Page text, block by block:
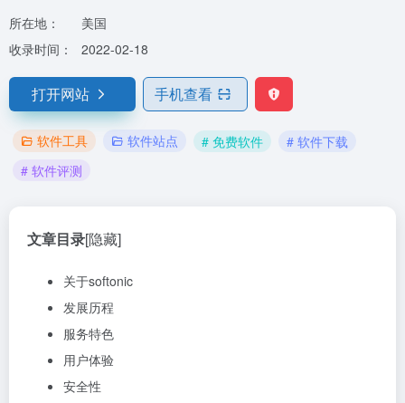
所在地：
美国
收录时间：
2022-02-18
打开网站 手机查看
软件工具 软件站点 # 免费软件
# 软件下载
# 软件评测
文章目录[隐藏]
关于softonic
发展历程
服务特色
用户体验
安全性